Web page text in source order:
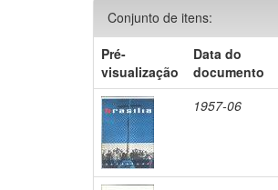
Conjunto de itens:
Pré-
visualização
Data do
documento
1957-06